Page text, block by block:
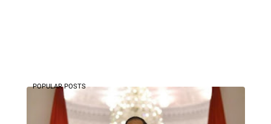
POPULAR POSTS